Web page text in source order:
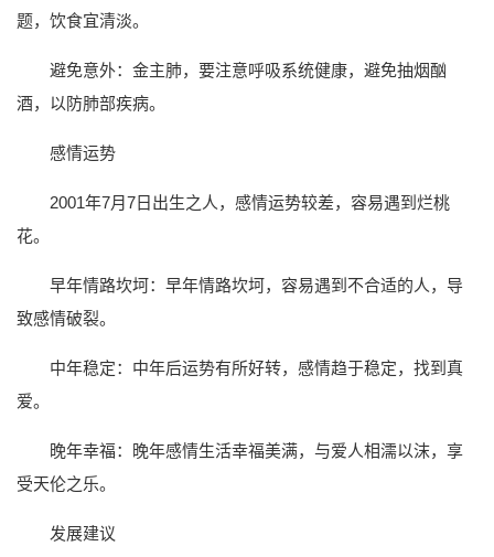
题，饮食宜清淡。
避免意外：金主肺，要注意呼吸系统健康，避免抽烟酗
酒，以防肺部疾病。
感情运势
2001年7月7日出生之人，感情运势较差，容易遇到烂桃
花。
早年情路坎坷：早年情路坎坷，容易遇到不合适的人，导
致感情破裂。
中年稳定：中年后运势有所好转，感情趋于稳定，找到真
爱。
晚年幸福：晚年感情生活幸福美满，与爱人相濡以沫，享
受天伦之乐。
发展建议